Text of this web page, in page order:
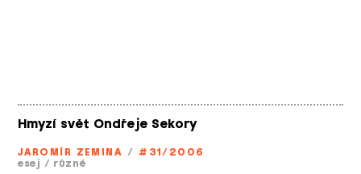
Hmyzí svět Ondřeje Sekory
JAROMÍR ZEMINA / #31/2006
esej / různé